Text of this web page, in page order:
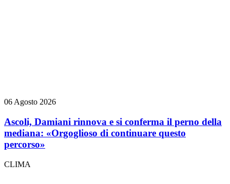
06 Agosto 2026
Ascoli, Damiani rinnova e si conferma il perno della
mediana: «Orgoglioso di continuare questo
percorso»
CLIMA